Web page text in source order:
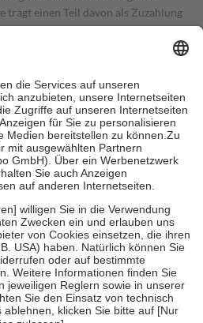
trägt einen Teil davon als Zuzahlung
Zuzahlungen in Höhe von zehn
jedoch nie mehr als die tatsächlichen
auch für Online-Apotheken.
Krankenpflege beträgt die
sowie zehn Euro je
für ihre eigene Gesundheit zu
der Familie zu unterstützen,
zum vollendeten 18. Lebensjahr
und Früherkennung, die von der